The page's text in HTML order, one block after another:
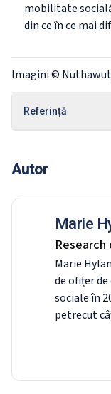
mobilitate
din ce în ce mai
Imagini © Nuthawut
Referință
Autor
Marie
Marie
de ofițer
sociale în
petrecut
inclusiv
Marie a